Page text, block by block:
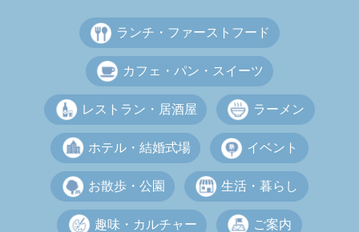
ランチ・ファーストフード
カフェ・パン・スイーツ
レストラン・居酒屋 ラーメン
ホテル・結婚式場 イベント
お散歩・公園 生活・暮らし
趣味・カルチャー ご案内